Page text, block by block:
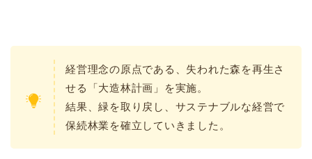
経営理念の原点である、失われた森を再生さ
せる「大造林計画」を実施。
結果、緑を取り戻し、サステナブルな経営で
保続林業を確立していきました。